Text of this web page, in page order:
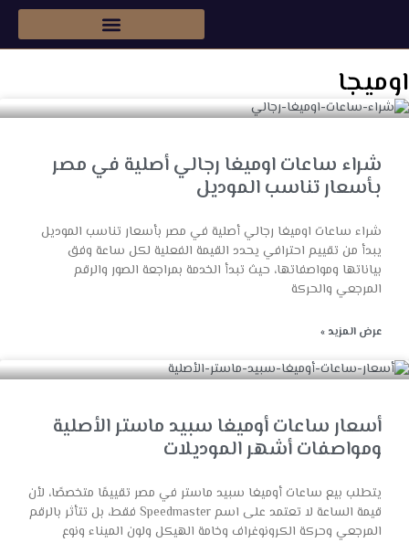
اوميجا
شراء ساعات اوميغا رجالي أصلية في مصر
بأسعار تناسب الموديل
شراء ساعات اوميغا رجالي أصلية في مصر بأسعار تناسب الموديل
يبدأ من تقييم احترافي يحدد القيمة الفعلية لكل ساعة وفق
بياناتها ومواصفاتها، حيث تبدأ الخدمة بمراجعة الصور والرقم
المرجعي والحركة
عرض المزيد »
أسعار ساعات أوميغا سبيد ماستر الأصلية
ومواصفات أشهر الموديلات
يتطلب بيع ساعات أوميغا سبيد ماستر في مصر تقييمًا متخصصًا، لأن
قيمة الساعة لا تعتمد على اسم Speedmaster فقط، بل تتأثر بالرقم
المرجعي وحركة الكرونوغراف وخامة الهيكل ولون الميناء ونوع